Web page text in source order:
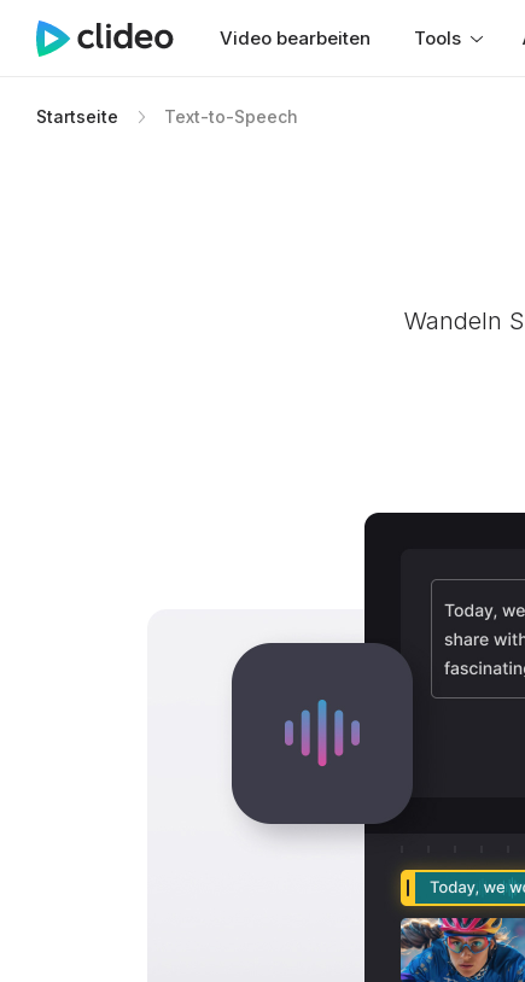
Video bearbeiten Tools
Startseite Text-to-Speech
Wandeln